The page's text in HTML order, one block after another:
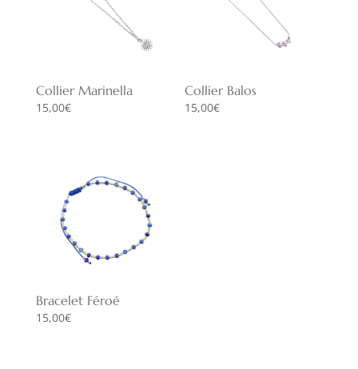
Collier Marinella
15,00€
Collier Balos
15,00€
Bracelet Féroé
15,00€